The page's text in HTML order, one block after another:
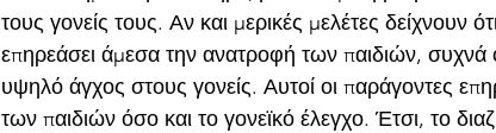
τους γονείς τους. Αν και μερικές μελέτες δείχνουν
επηρεάσει άμεσα την ανατροφή των παιδιών, συχνά
υψηλό άγχος στους γονείς. Αυτοί οι παράγοντες
των παιδιών όσο και το γονεϊκό έλεγχο. Έτσι, το